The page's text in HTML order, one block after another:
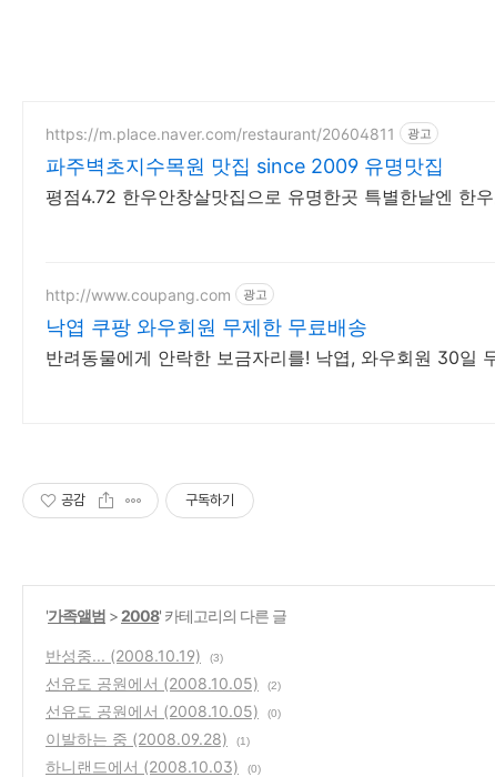
https://m.place.naver.com/restaurant/20604811 광고
파주벽초지수목원 맛집 since 2009 유명맛집
평점4.72 한우안창살맛집으로 유명한곳 특별한날엔 한
http://www.coupang.com 광고
낙엽 쿠팡 와우회원 무제한 무료배송
반려동물에게 안락한 보금자리를! 낙엽, 와우회원 30일
공감 구독하기
'가족앨범 >2008' 카테고리의 다른 글
반성중... (2008.10.19) (3)
선유도 공원에서 (2008.10.05) (2)
선유도 공원에서 (2008.10.05) (0)
이발하는 중 (2008.09.28) (1)
하니랜드에서 (2008.10.03) (0)